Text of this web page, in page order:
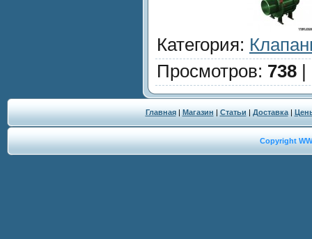
Категория:
Просмотров: 738 |
Главная| Магазин | Статьи | Доставка|
Copyright